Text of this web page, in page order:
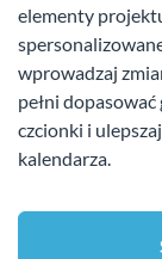
elementy
wprowadzaj
pełni
czcionki i
kalendarza.